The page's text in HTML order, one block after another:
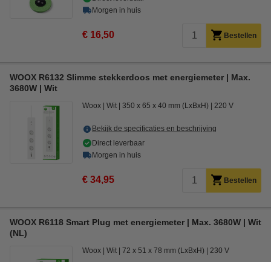
Morgen in huis
€ 16,50 Bestellen
WOOX R6132 Slimme stekkerdoos met energiemeter | Max.
3680W | Wit
Woox Wit 350 x 65 x 40 mm (LxBxH) 220 V
Bekijk de specificaties en beschrijving
Direct leverbaar
Morgen in huis
€ 34,95 Bestellen
WOOX R6118 Smart Plug met energiemeter | Max. 3680W | Wit
(NL)
Woox Wit 72 x 51 x 78 mm (LxBxH) 230 V